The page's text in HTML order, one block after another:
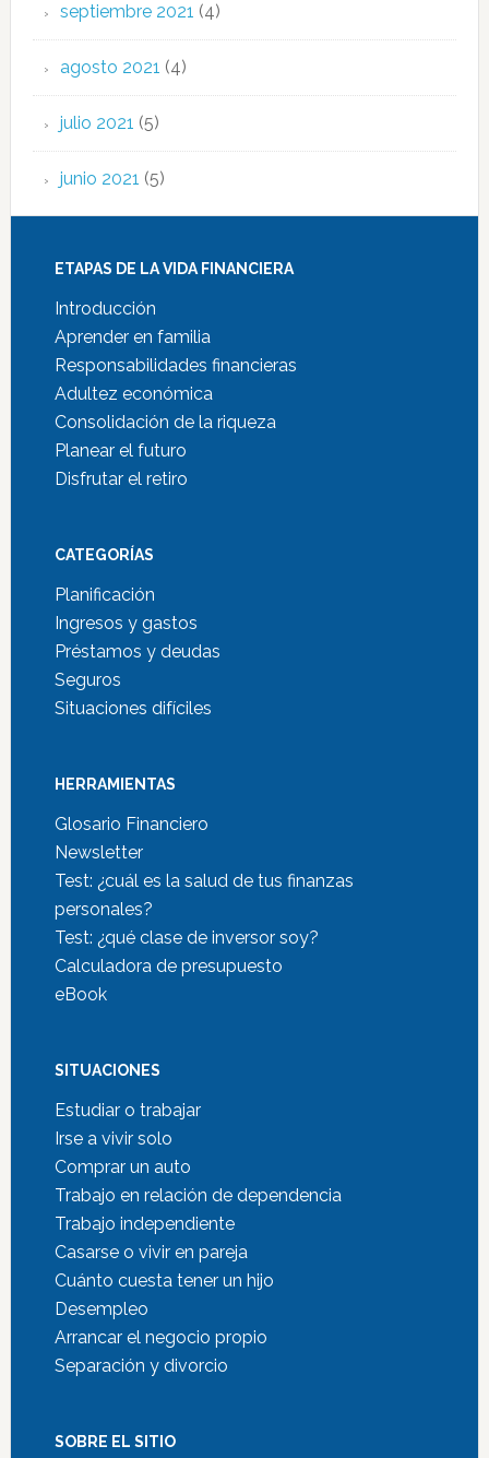
septiembre 2021 (4)
agosto 2021 (4)
julio 2021 (5)
junio 2021 (5)
ETAPAS DE LA VIDA FINANCIERA
Introducción
Aprender en familia
Responsabilidades financieras
Adultez económica
Consolidación de la riqueza
Planear el futuro
Disfrutar el retiro
CATEGORÍAS
Planificación
Ingresos y gastos
Préstamos y deudas
Seguros
Situaciones difíciles
HERRAMIENTAS
Glosario Financiero
Newsletter
Test: ¿cuál es la salud de tus finanzas
personales?
Test: ¿qué clase de inversor soy?
Calculadora de presupuesto
eBook
SITUACIONES
Estudiar o trabajar
Irse a vivir solo
Comprar un auto
Trabajo en relación de dependencia
Trabajo independiente
Casarse o vivir en pareja
Cuánto cuesta tener un hijo
Desempleo
Arrancar el negocio propio
Separación y divorcio
SOBRE EL SITIO